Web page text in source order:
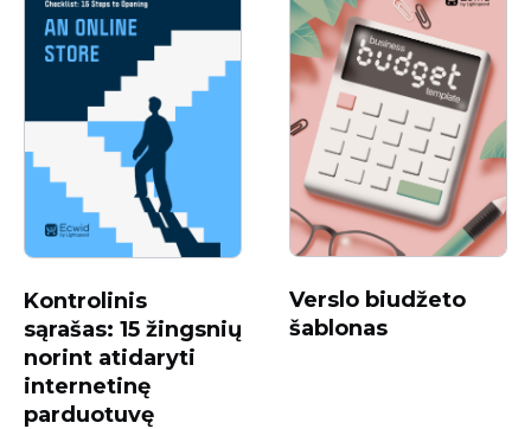
Kontrolinis
sąrašas: 15 žingsnių
norint atidaryti
internetinę
parduotuvę
Verslo biudžeto
šablonas